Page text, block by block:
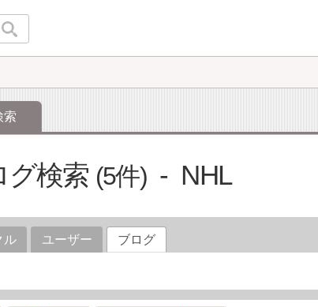
索
グ検索 5 NHL
ル ユーザー ブログ